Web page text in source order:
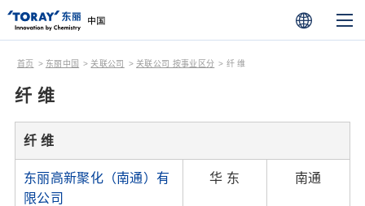
首页 东丽中国 关联公司 关联公司 按事业区分 纤 维
纤 维
纤 维
东丽高新聚化（南通）有
限公司
华 东 南通